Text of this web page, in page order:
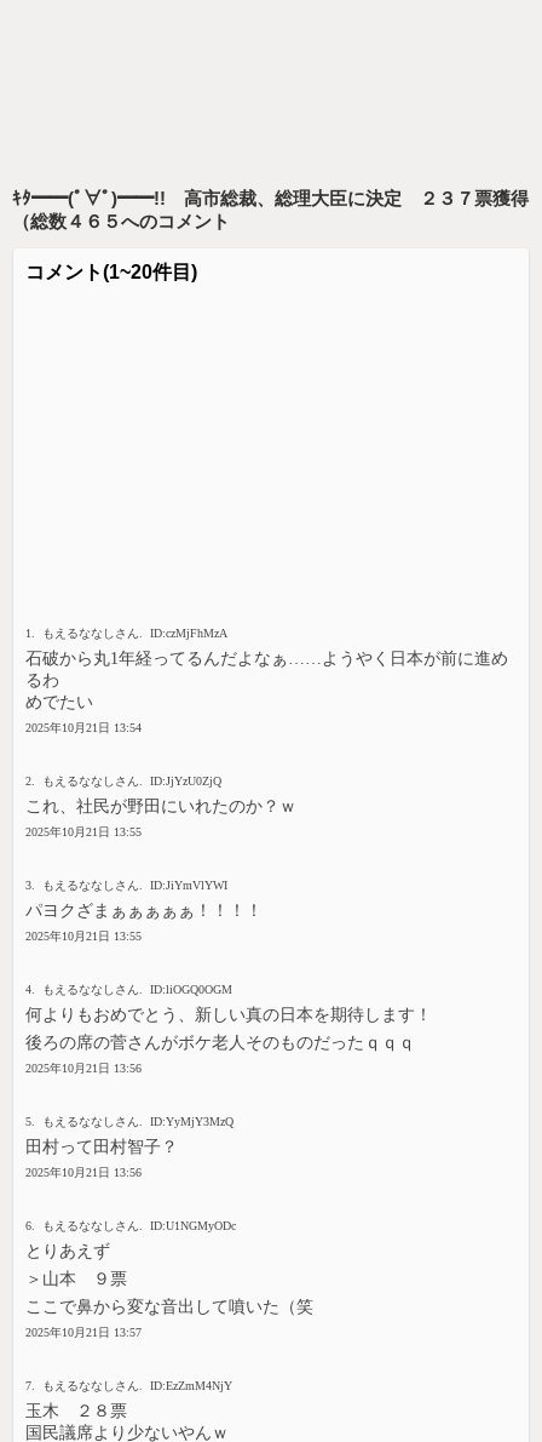
ｷﾀ━━(ﾟ∀ﾟ)━━!! 高市総裁、総理大臣に決定 ２３７票獲得
（総数４６５へのコメント
コメント(1~20件目)
1. もえるななしさん. ID:czMjFhMzA
石破から丸1年経ってるんだよなぁ……ようやく日本が前に進め
るわ
めでたい
2025年10月21日 13:54
2. もえるななしさん. ID:JjYzU0ZjQ
これ、社民が野田にいれたのか？ｗ
2025年10月21日 13:55
3. もえるななしさん. ID:JiYmVlYWI
パヨクざまぁぁぁぁぁ！！！！
2025年10月21日 13:55
4. もえるななしさん. ID:liOGQ0OGM
何よりもおめでとう、新しい真の日本を期待します！
後ろの席の菅さんがボケ老人そのものだったｑｑｑ
2025年10月21日 13:56
5. もえるななしさん. ID:YyMjY3MzQ
田村って田村智子？
2025年10月21日 13:56
6. もえるななしさん. ID:U1NGMyODc
とりあえず
＞山本 ９票
ここで鼻から変な音出して噴いた（笑
2025年10月21日 13:57
7. もえるななしさん. ID:EzZmM4NjY
玉木 ２８票
国民議席より少ないやんｗ